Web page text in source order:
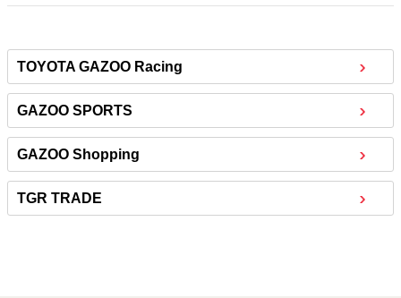
TOYOTA GAZOO Racing
GAZOO SPORTS
GAZOO Shopping
TGR TRADE